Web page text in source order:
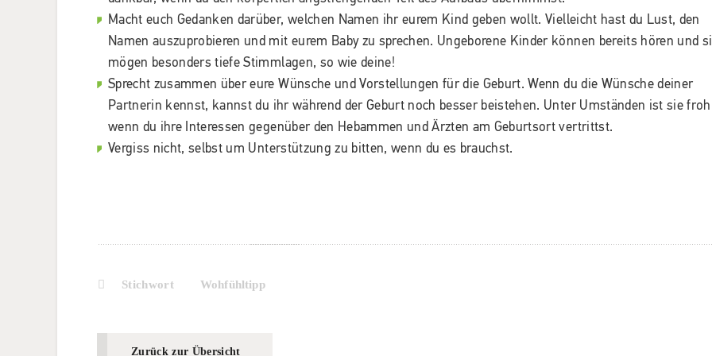
Macht euch Gedanken darüber, welchen Namen ihr eurem Kind geben wollt. Vielleicht hast du Lust, den
Namen auszuprobieren und mit eurem Baby zu sprechen. Ungeborene Kinder können bereits hören und
mögen besonders tiefe Stimmlagen, so wie deine!
Sprecht zusammen über eure Wünsche und Vorstellungen für die Geburt. Wenn du die Wünsche deiner
Partnerin kennst, kannst du ihr während der Geburt noch besser beistehen. Unter Umständen ist sie
wenn du ihre Interessen gegenüber den Hebammen und Ärzten am Geburtsort vertrittst.
Vergiss nicht, selbst um Unterstützung zu bitten, wenn du es brauchst.
Stichwort Wohfühltipp
Zurück zur Übersicht